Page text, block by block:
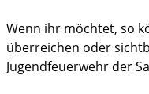
Wenn ihr möchtet, so
überreichen oder
Jugendfeuerwehr der